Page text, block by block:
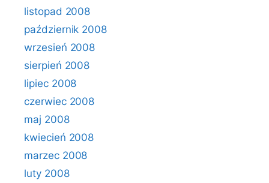
listopad 2008
październik 2008
wrzesień 2008
sierpień 2008
lipiec 2008
czerwiec 2008
maj 2008
kwiecień 2008
marzec 2008
luty 2008